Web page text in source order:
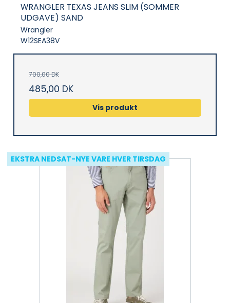
WRANGLER TEXAS JEANS SLIM (SOMMER
UDGAVE) SAND
Wrangler
W12SEA38V
700,00 DK
485,00 DK
Vis produkt
EKSTRA NEDSAT-NYE VARE HVER TIRSDAG